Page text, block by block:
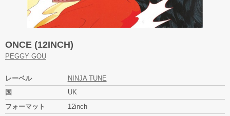
ONCE (12INCH)
PEGGY GOU
レーベル
NINJA TUNE
国
UK
フォーマット
12inch